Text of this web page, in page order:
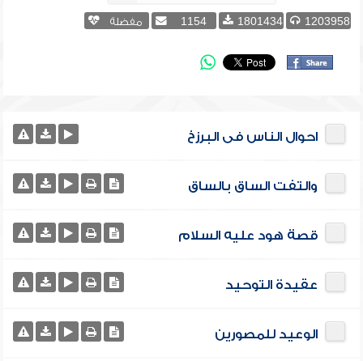
1203958
1801434
1154 مفضلة
احوال الناس فى البرزخ
والتفت الساق بالساق
قصة هود عليه السلام
عقيدة التوحيد
الوعيد للمصورين